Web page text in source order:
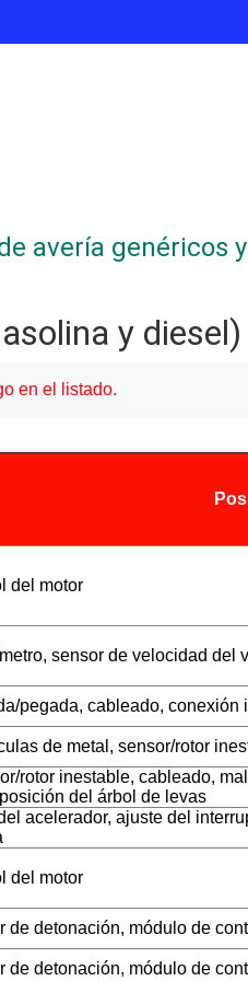
avería genéricos
y diesel)
en el listado.
del motor
sensor de velocidad del
pegada, cableado,
de metal, sensor/rotor
rotor inestable, cableado,
del árbol de levas
acelerador, ajuste del
del motor
de detonación, módulo de
de detonación, módulo de